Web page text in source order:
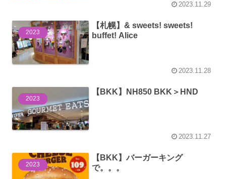
2023.11.29
2023
【札幌】& sweets! sweets!
buffet! Alice
2023.11.28
2023
【BKK】NH850 BKK＞HND
2023.11.27
2023
【BKK】バーガーキング
で。。。